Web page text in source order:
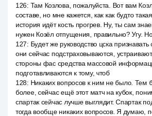
126: Там Козлова, пожалуйста. Вот вам
составе, но мне кажется, как как будто
история идёт кость прогрев. Ну, ты сам
нужен Козёл отпущения, правильно? Угу.
127: Будет же руководство цска
они сейчас подстраховываются,
стороны фас средства массовой
подготавливаются к тому, чтоб
128: Никаких вопросов к ним не было. Тем
более, сейчас ещё этот матч на кубок,
спартак сейчас лучше выглядит. Спартак
тогда вообще никаких вопросов. Я думаю,